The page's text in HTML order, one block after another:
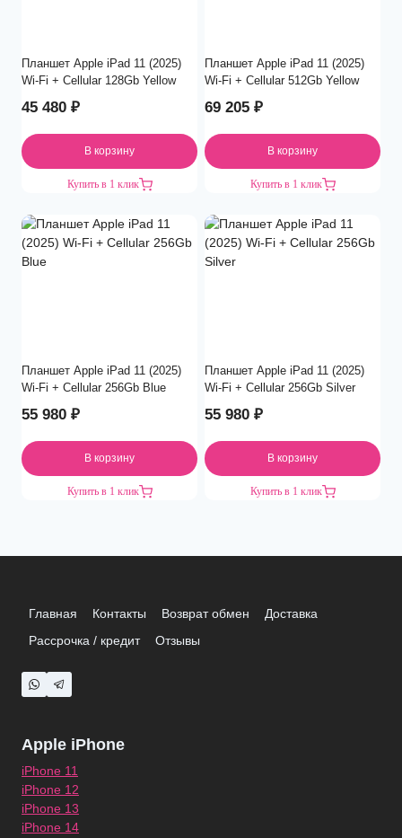
Планшет Apple iPad 11 (2025)
Wi-Fi + Cellular 128Gb Yellow
45 480 ₽
В корзину
Купить в 1 клик
Планшет Apple iPad 11 (2025)
Wi-Fi + Cellular 512Gb Yellow
69 205 ₽
В корзину
Купить в 1 клик
Планшет Apple iPad 11 (2025)
Wi-Fi + Cellular 256Gb Blue
55 980 ₽
В корзину
Купить в 1 клик
Планшет Apple iPad 11 (2025)
Wi-Fi + Cellular 256Gb Silver
55 980 ₽
В корзину
Купить в 1 клик
Главная Контакты Возврат обмен
Доставка
Рассрочка / кредит
Отзывы
Apple iPhone
iPhone 11
iPhone 12
iPhone 13
iPhone 14